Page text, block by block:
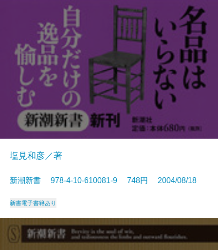
塩見和彦／著
新潮新書 978-4-10-610081-9 748円 2004/08/18
新書電子書籍あり